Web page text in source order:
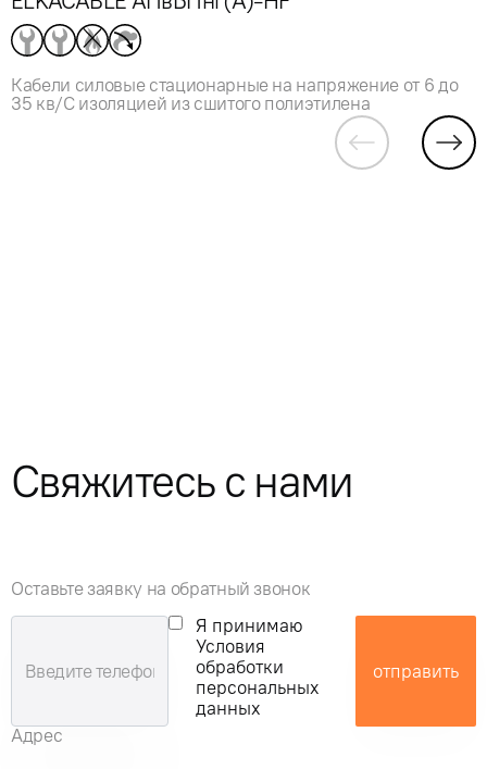
Кабели силовые стационарные на напряжение от 6 до
35 кв/С изоляцией из сшитого полиэтилена
Свяжитесь с нами
Оставьте заявку на обратный звонок
Я принимаю
Условия
обработки
персональных
данных
отправить
Адрес